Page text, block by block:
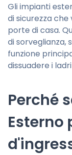
Gli impianti
di sicurezza
porte di casa.
di sorveglianza,
funzione
dissuadere i
Perché
Esterno